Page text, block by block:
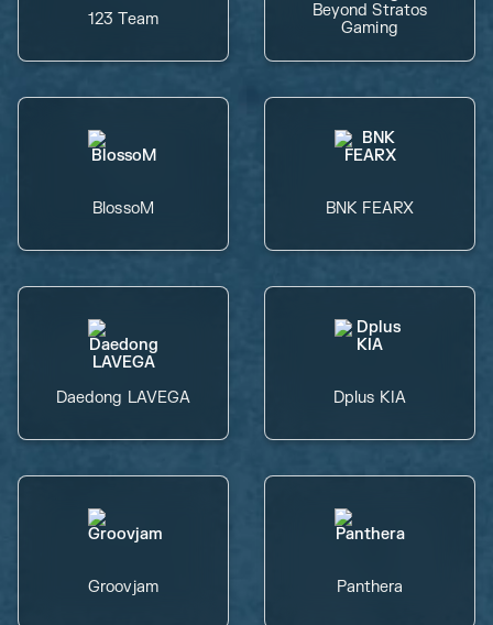
123 Team
Beyond Stratos
Gaming
BlossoM BNK FEARX
Daedong LAVEGA Dplus KIA
Groovjam Panthera